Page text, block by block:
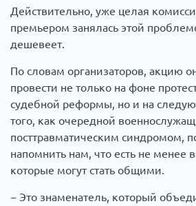
Действительно, уже целая
премьером занялась этой
дешевеет.
По словам организаторов, акцию
провести не только на фоне
судебной реформы, но и на
того, как очередной
посттравматическим синдромом,
напомнить нам, что есть не менее
которые могут стать общими.
− Это знаменатель, который